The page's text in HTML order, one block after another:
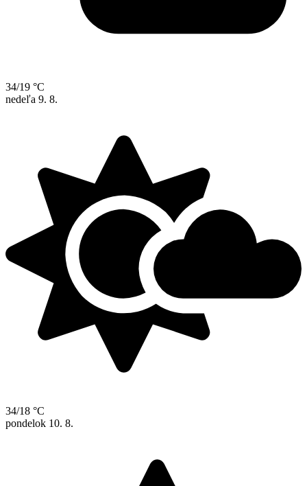
34/19 °C
nedeľa 9. 8.
34/18 °C
pondelok 10. 8.